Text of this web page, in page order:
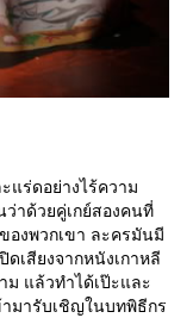
แร่ดอย่างไร้ความ
าด้วยคู่เกย์สองคนที่
องพวกเขา ละครมันมี
เสียงจากหนังเกาหลี
ม แล้วทำได้เป๊ะและ
มารับเชิญในบทพิธีกร